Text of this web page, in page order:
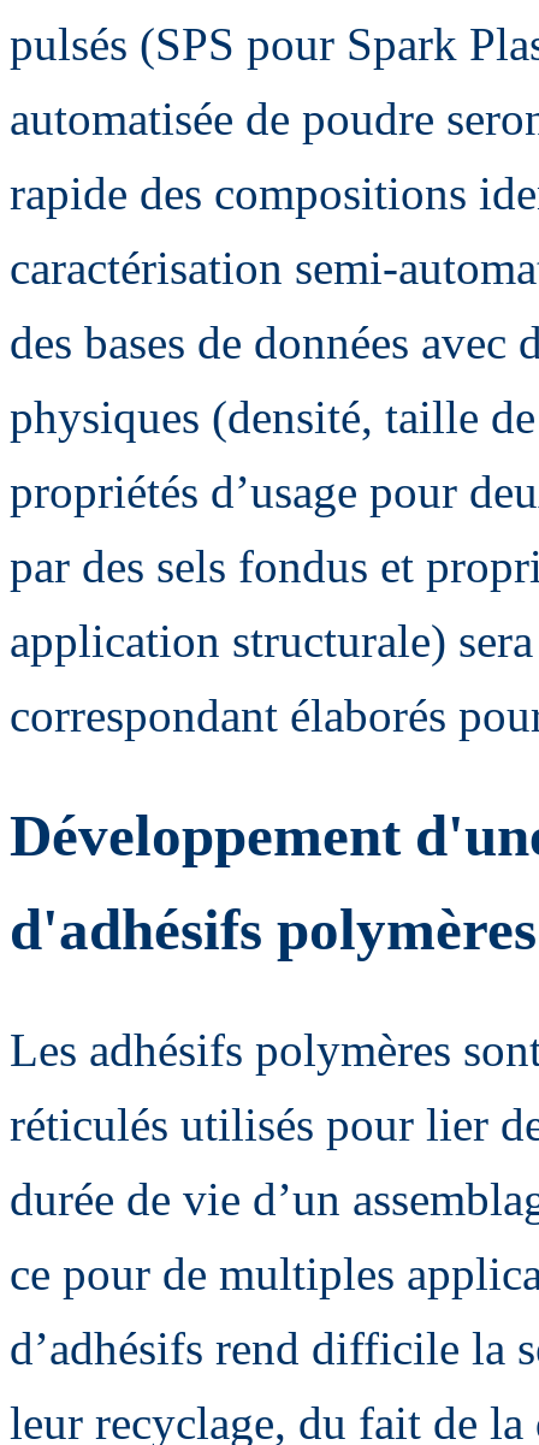
pulsés (SPS pour Spark
automatisée de poudre
rapide des compositions
caractérisation semi-
des bases de données avec
physiques (densité, taille
propriétés d’usage pour
par des sels fondus et
application structurale)
correspondant élaborés
Développement
d'adhésifs
Les adhésifs polymères
réticulés utilisés pour lier
durée de vie d’un
ce pour de multiples
d’adhésifs rend difficile la
leur recyclage, du fait de